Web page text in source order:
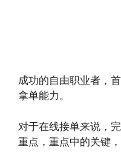
成功的自由职业者，
拿单能力。
对于在线接单来说，
重点，重点中的关键，